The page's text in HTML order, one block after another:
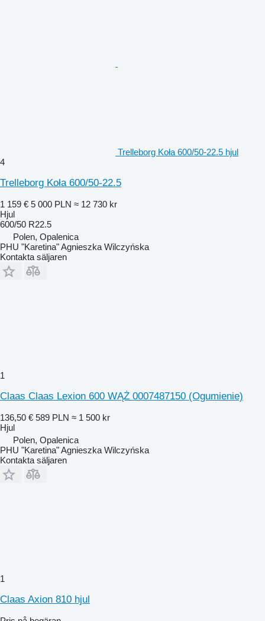
Trelleborg Koła 600/50-22.5 hjul
4
Trelleborg Koła 600/50-22.5
1 159 € 5 000 PLN ≈ 12 730 kr
Hjul
600/50 R22.5
Polen, Opalenica
PHU "Karetina" Agnieszka Wilczyńska
Kontakta säljaren
1
Claas Claas Lexion 600 WĄŻ 0007487150 (Ogumienie)
136,50 € 589 PLN ≈ 1 500 kr
Hjul
Polen, Opalenica
PHU "Karetina" Agnieszka Wilczyńska
Kontakta säljaren
1
Claas Axion 810 hjul